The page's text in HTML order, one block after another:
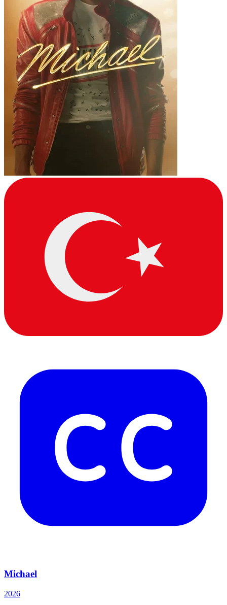
Michael
2026